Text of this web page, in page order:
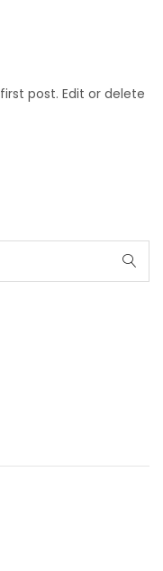
post. Edit or delete